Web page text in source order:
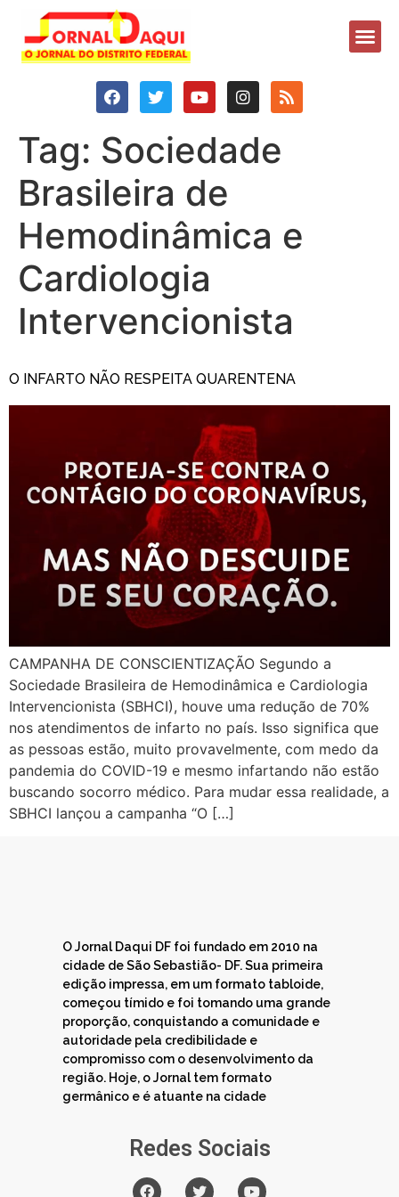
Tag: Sociedade
Brasileira de
Hemodinâmica e
Cardiologia
Intervencionista
O INFARTO NÃO RESPEITA QUARENTENA
CAMPANHA DE CONSCIENTIZAÇÃO Segundo a
Sociedade Brasileira de Hemodinâmica e Cardiologia
Intervencionista (SBHCI), houve uma redução de 70%
nos atendimentos de infarto no país. Isso significa que
as pessoas estão, muito provavelmente, com medo da
pandemia do COVID-19 e mesmo infartando não estão
buscando socorro médico. Para mudar essa realidade, a
SBHCI lançou a campanha “O […]
O Jornal Daqui DF foi fundado em 2010 na
cidade de São Sebastião- DF. Sua primeira
edição impressa, em um formato tabloide,
começou tímido e foi tomando uma grande
proporção, conquistando a comunidade e
autoridade pela credibilidade e
compromisso com o desenvolvimento da
região. Hoje, o Jornal tem formato
germânico e é atuante na cidade
Redes Sociais